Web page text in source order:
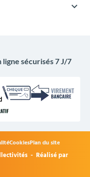

sécurisés 7 J/7
- Réalisé par
CookiesPlan du site